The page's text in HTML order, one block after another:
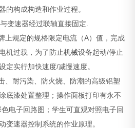
的构成构造和作业过程。
变速器经过联轴直接固定.
上规定的规格限定电流（A）值，完成
机过载，为了防止机械设备起动/停止
定实行加快速度/减慢速度。
、耐污染、防火烧、防潮的高级铝塑
底漆处置整理；操作面板打印有永不
电子回路图；学生可直观对照电子回
变速器控制系统的作业原理。